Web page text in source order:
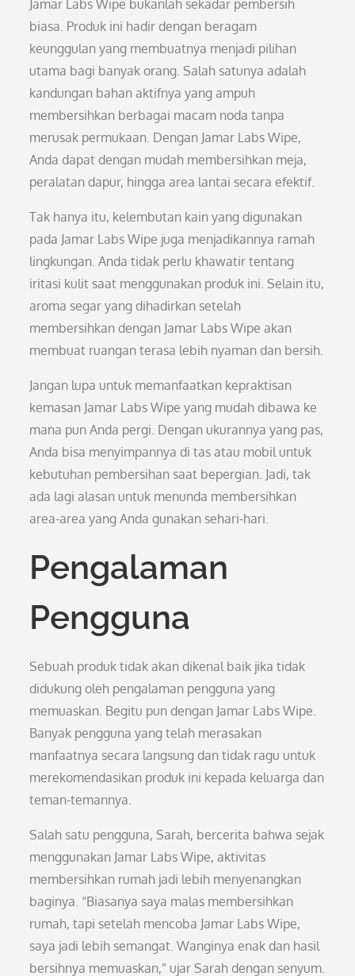
Jamar Labs Wipe bukanlah sekadar pembersih
biasa. Produk ini hadir dengan beragam
keunggulan yang membuatnya menjadi pilihan
utama bagi banyak orang. Salah satunya adalah
kandungan bahan aktifnya yang ampuh
membersihkan berbagai macam noda tanpa
merusak permukaan. Dengan Jamar Labs Wipe,
Anda dapat dengan mudah membersihkan meja,
peralatan dapur, hingga area lantai secara efektif.
Tak hanya itu, kelembutan kain yang digunakan
pada Jamar Labs Wipe juga menjadikannya ramah
lingkungan. Anda tidak perlu khawatir tentang
iritasi kulit saat menggunakan produk ini. Selain itu,
aroma segar yang dihadirkan setelah
membersihkan dengan Jamar Labs Wipe akan
membuat ruangan terasa lebih nyaman dan bersih.
Jangan lupa untuk memanfaatkan kepraktisan
kemasan Jamar Labs Wipe yang mudah dibawa ke
mana pun Anda pergi. Dengan ukurannya yang pas,
Anda bisa menyimpannya di tas atau mobil untuk
kebutuhan pembersihan saat bepergian. Jadi, tak
ada lagi alasan untuk menunda membersihkan
area-area yang Anda gunakan sehari-hari.
Pengalaman
Pengguna
Sebuah produk tidak akan dikenal baik jika tidak
didukung oleh pengalaman pengguna yang
memuaskan. Begitu pun dengan Jamar Labs Wipe.
Banyak pengguna yang telah merasakan
manfaatnya secara langsung dan tidak ragu untuk
merekomendasikan produk ini kepada keluarga dan
teman-temannya.
Salah satu pengguna, Sarah, bercerita bahwa sejak
menggunakan Jamar Labs Wipe, aktivitas
membersihkan rumah jadi lebih menyenangkan
baginya. “Biasanya saya malas membersihkan
rumah, tapi setelah mencoba Jamar Labs Wipe,
saya jadi lebih semangat. Wanginya enak dan hasil
bersihnya memuaskan,” ujar Sarah dengan senyum.